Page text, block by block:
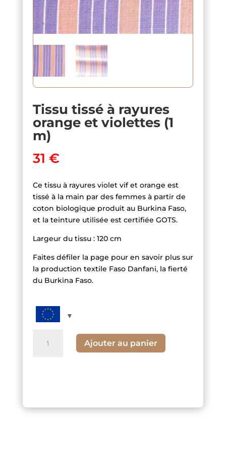
Tissu tissé à rayures
orange et violettes (1
m)
31 €
Ce tissu à rayures violet vif et orange est
tissé à la main par des femmes à partir de
coton biologique produit au Burkina Faso,
et la teinture utilisée est certifiée GOTS.
Largeur du tissu : 120 cm
Faites défiler la page pour en savoir plus sur
la production textile Faso Danfani, la fierté
du Burkina Faso.
Ajouter au panier